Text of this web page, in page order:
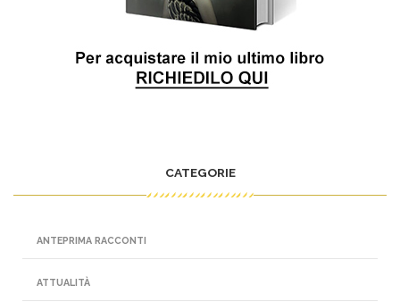
CATEGORIE
ANTEPRIMA RACCONTI
ATTUALITÀ